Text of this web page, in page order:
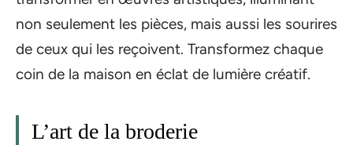
non seulement les pièces, mais aussi les sourires
de ceux qui les reçoivent. Transformez chaque
coin de la maison en éclat de lumière créatif.
L’art de la broderie